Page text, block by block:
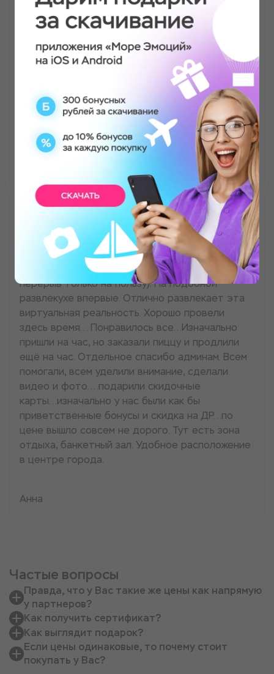
Свидание в виртуальной реальности
Искали место для проведения детского
праздника. Заехали посмотреть это место,
дали попробовать поиграть. Ребенок просто в
восторге, хорошие администраторы, есть
фуршетная зона, отличная обстановка,
интересные игры. Для детского дня рождения
идеально!
Свидание в виртуальной реальности
Были здесь компанией ( взрослые и дети). Хоть
здесь и 6 игровых зон, но мы менялись и дети в
перерыве играли в приставку...(небольшой
перерыв только на пользу). На подобной
развлекухе впервые. Отлично развлекает эта
виртуальная реальность. Хорошо провели
здесь время... Понравилось все...Изначально
пришли на час, но заказали пиццу и продлили
ещё на час. Отдельное спасибо админам. Всем
помогали, всем уделили внимание, сделали
видео и фото....подарили скидочные
карты...изначально у нас были как бы
приветственные бонусы и скидка на ДР...по
цене вышло совсем не дорого. Тут есть зона
отдыха, банкетный зал. Удобное расположение
в центре города.
Анна
Частые вопросы
Правда, что у Вас такие же цены как напрямую
у партнеров?
Как получить сертификат?
Как выглядит подарок?
Если цены одинаковые, то почему стоит
покупать у Вас?